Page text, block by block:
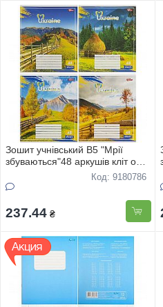
Зошит учнівський В5 "Мрії
збуваються"48 аркушів кліт офс
"Україна" 3743 16штКод: 9180786
237.44 ₴